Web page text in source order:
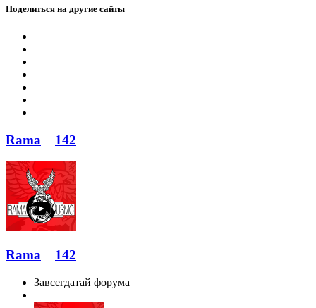
Поделиться на другие сайты
Rama 142
Rama 142
Завсегдатай форума